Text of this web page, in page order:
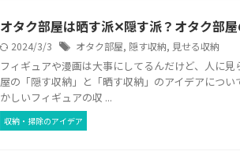
オタク部屋は晒す派✕隠す派？オタク部
2024/3/3 オタク部屋, 隠す収納, 見せる収納
フィギュアや漫画は大事にしてるんだけど、人に
屋の「隠す収納」と「晒す収納」のアイデアにつ
かしいフィギュアの収 ...
収納・掃除のアイデア